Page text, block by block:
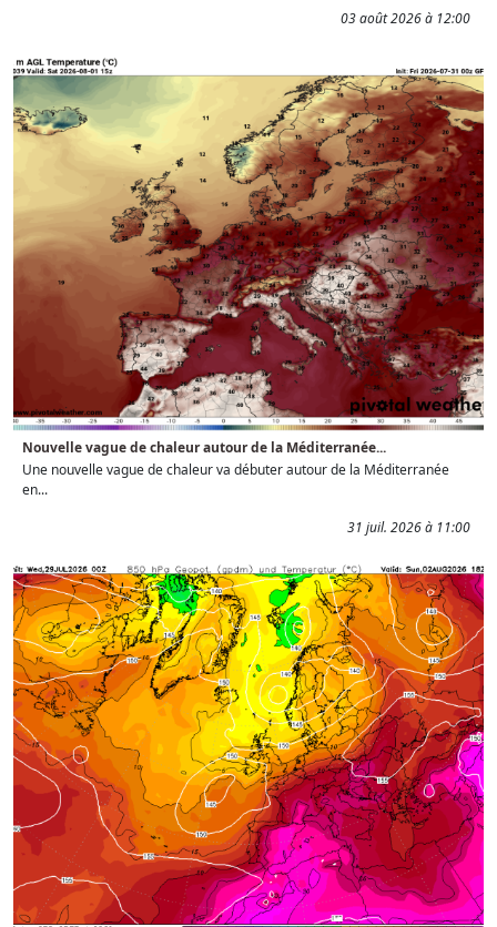
03 août 2026 à 12:00
Nouvelle vague de chaleur autour de la Méditerranée...
Une nouvelle vague de chaleur va débuter autour de la Méditerranée
en...
31 juil. 2026 à 11:00